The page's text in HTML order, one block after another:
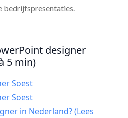
bedrijfspresentaties.
designer
5 min)
Soest
Soest
in Nederland? (Lees